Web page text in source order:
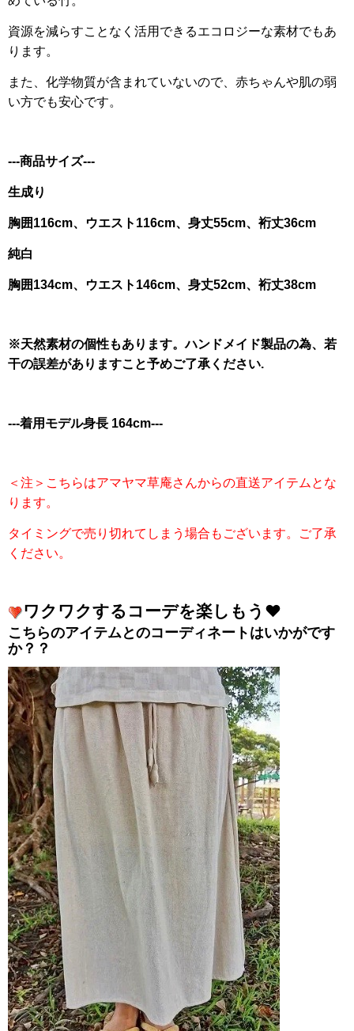
資源を減らすことなく活用できるエコロジーな素材でもあ
ります。
また、化学物質が含まれていないので、赤ちゃんや肌の弱
い方でも安心です。
---商品サイズ---
生成り
胸囲116cm、ウエスト116cm、身丈55cm、裄丈36cm
純白
胸囲134cm、ウエスト146cm、身丈52cm、裄丈38cm
※天然素材の個性もあります。ハンドメイド製品の為、若
干の誤差がありますこと予めご了承ください.
---着用モデル身長 164cm---
＜注＞こちらはアマヤマ草庵さんからの直送アイテムとな
ります。
タイミングで売り切れてしまう場合もございます。ご了承
ください。
ワクワクするコーデを楽しもう❤️
こちらのアイテムとのコーディネートはいかがです
か？？